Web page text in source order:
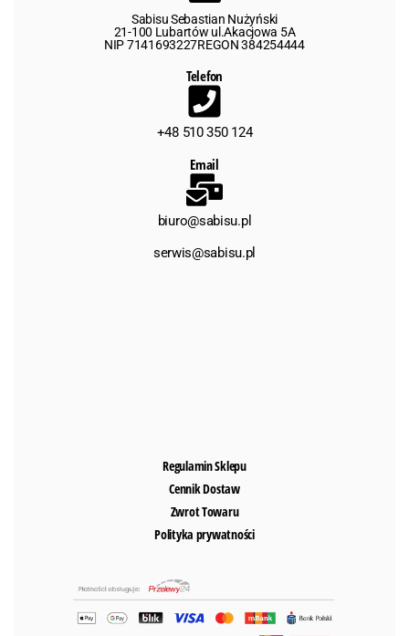
Sabisu Sebastian Nużyński
21-100 Lubartów ul.Akacjowa 5A
NIP 7141693227REGON 384254444
Telefon
+48 510 350 124
Email
biuro@sabisu.pl
serwis@sabisu.pl
Regulamin Sklepu
Cennik Dostaw
Zwrot Towaru
Polityka prywatności